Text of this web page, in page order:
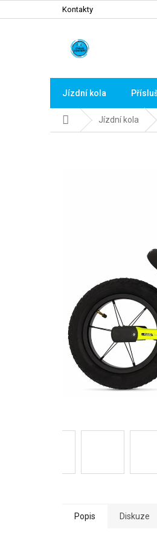
na
Kontakty
Jízdní kola
Domů Jízdní kola
Popis Diskuze